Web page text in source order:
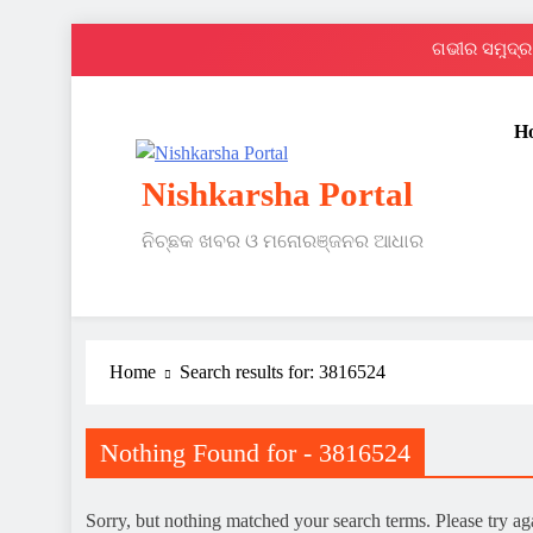
ଗଭୀର ସମୁଦ୍ର
Nishkarsha Portal
ନିଚ୍ଛକ ଖବର ଓ ମନୋରଞ୍ଜନର ଆଧାର
Home Search results for: 3816524
Nothing Found for - 3816524
Sorry, but nothing matched your search terms. Please try